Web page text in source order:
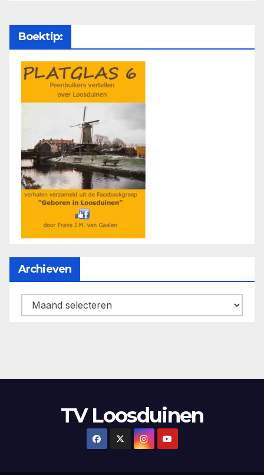
Boektip:
Archieven
Archieven
TV Loosduinen